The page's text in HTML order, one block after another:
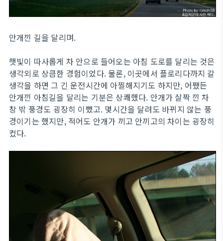
안개낀 길을 달리며.
햇빛이 따사롭게 차 안으로 들어오는 아침 도로를 달리는 것은
생각외로 상큼한 경험이었다. 물론, 이곳에서 플로리다까지 갈
생각을 하면 그 긴 운전시간에 아찔해지기도 하지만, 어쨌든
안개낀 아침길을 달리는 기분은 상쾌했다. 안개가 살짝 낀 차
창 밖 풍경도 굉장히 이뻤고. 몇시간을 달려도 바뀌지 않는 풍
경이기는 했지만, 적어도 안개가 끼고 안끼고의 차이는 굉장히
컸다.